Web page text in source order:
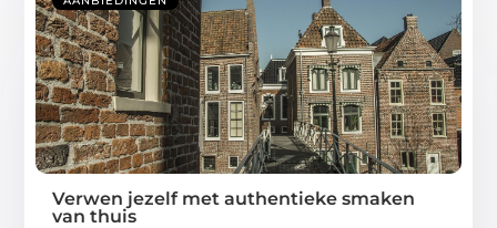
Verwen jezelf met authentieke smaken
van thuis